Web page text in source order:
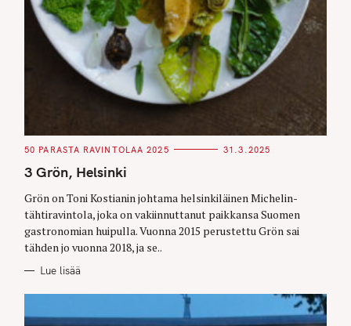
C
T
E
O
R
I
S
50 PARASTA RAVINTOLAA 2025 31.3.2025
3 Grön, Helsinki
Grön on Toni Kostianin johtama helsinkiläinen Michelin-
tähtiravintola, joka on vakiinnuttanut paikkansa Suomen
gastronomian huipulla. Vuonna 2015 perustettu Grön sai
tähden jo vuonna 2018, ja se..
Lue lisää